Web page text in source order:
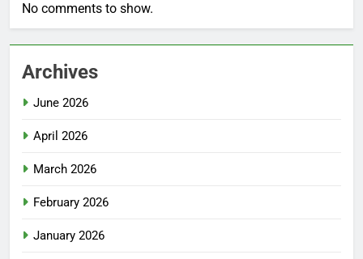
No comments to show.
Archives
June 2026
April 2026
March 2026
February 2026
January 2026